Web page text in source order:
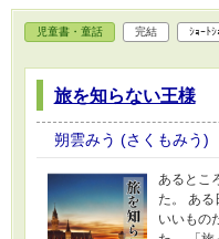
児童書・童話 完結 ｼｮｰﾄｼ
旅を知らない王様
朔雲みう (さくもみう)
あるとこ
た。 ある
いいもの